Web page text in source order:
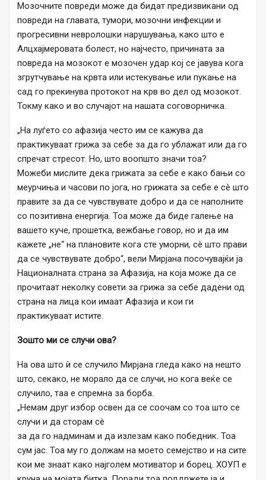
Мозочните повреди може да бидат предизвикани од
повреди на главата, тумори, мозочни инфекции и
прогресивни невролошки нарушувања, како што е
Алцхајмеровата болест, но најчесто, причината за
повреда на мозокот е мозочен удар кој се јавува кога
згрутчување на крвта или истекување или пукање на
сад го прекинува протокот на крв во дел од мозокот.
Токму како и во случајот на нашата соговорничка.
„На луѓето со афазија често им се кажува да
практикуваат грижа за себе за да го ублажат или да го
спречат стресот. Но, што воопшто значи тоа?
Можеби мислите дека грижата за себе е како бањи со
меурчиња и часови по јога, но грижата за себе е сè што
правите за да се чувствувате добро и да се наполните
со позитивна енергија. Тоа може да биде галење на
вашето куче, прошетка, вежбање говор, но и да им
кажете „не“ на плановите кога сте уморни, сè што прави
да се чувствувате добро“, вели Мирјана посочувајќи ја
Националната страна за Афазија, на која може да се
прочитаат неколку совети за грижа за себе дадени од
страна на лица кои имаат Афазија и кои ги
практикуваат истите.
Зошто ми се случи ова?
На ова што ѝ се случило Мирјана гледа како на нешто
што, секако, не морало да се случи, но кога веќе се
случило, таа е спремна за борба.
„Немам друг избор освен да се соочам со тоа што се
случи и да сторам сè
за да го надминам и да излезам како победник. Тоа
сум јас. Тоа му го должам на моето семејство и на сите
кои ме знаат како најголем мотиватор и борец. ХОУП е